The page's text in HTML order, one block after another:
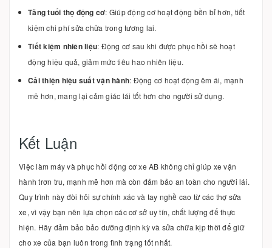
Tăng tuổi thọ động cơ: Giúp động cơ hoạt động bền bỉ hơn, tiết
kiệm chi phí sửa chữa trong tương lai.
Tiết kiệm nhiên liệu: Động cơ sau khi được phục hồi sẽ hoạt
động hiệu quả, giảm mức tiêu hao nhiên liệu.
Cải thiện hiệu suất vận hành: Động cơ hoạt động êm ái, mạnh
mẽ hơn, mang lại cảm giác lái tốt hơn cho người sử dụng.
Kết Luận
Việc làm máy và phục hồi động cơ xe AB không chỉ giúp xe vận
hành trơn tru, mạnh mẽ hơn mà còn đảm bảo an toàn cho người lái.
Quy trình này đòi hỏi sự chính xác và tay nghề cao từ các thợ sửa
xe, vì vậy bạn nên lựa chọn các cơ sở uy tín, chất lượng để thực
hiện. Hãy đảm bảo bảo dưỡng định kỳ và sửa chữa kịp thời để giữ
cho xe của bạn luôn trong tình trạng tốt nhất.